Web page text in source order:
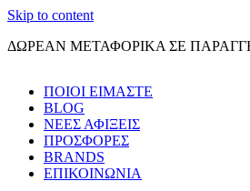
Skip to content
ΔΩΡΕΑΝ ΜΕΤΑΦΟΡΙΚΑ ΣΕ
ΠΟΙΟΙ ΕΙΜΑΣΤΕ
BLOG
ΝΕΕΣ ΑΦΙΞΕΙΣ
ΠΡΟΣΦΟΡΕΣ
BRANDS
ΕΠΙΚΟΙΝΩΝΙΑ